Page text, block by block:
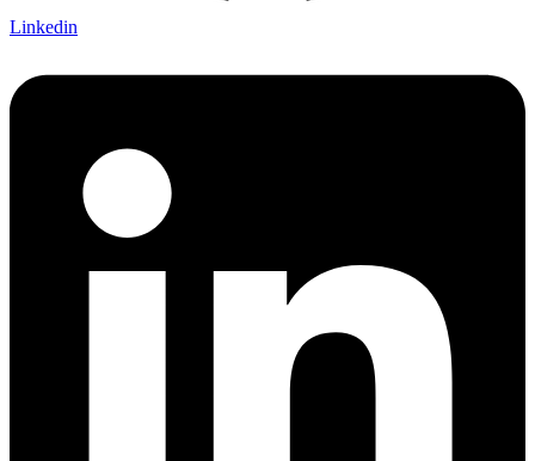
Linkedin